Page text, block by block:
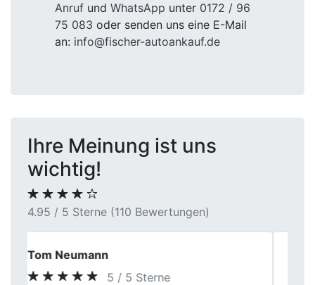
Anruf und WhatsApp unter 0172 / 96
75 083 oder senden uns eine E-Mail
an: info@fischer-autoankauf.de
Ihre Meinung ist uns
wichtig!
4.95 / 5 Sterne (110 Bewertungen)
Kevin Schmid
5 / 5 Sterne